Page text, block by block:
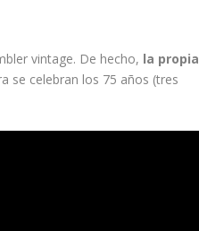
vintage. De hecho, la propia
se celebran los 75 años (tres